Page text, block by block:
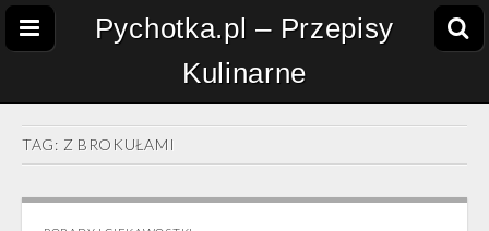
Pychotka.pl – Przepisy
Kulinarne
TAG: Z BROKUŁAMI